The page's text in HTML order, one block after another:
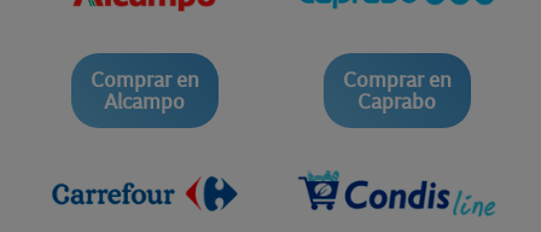
Comprar en
Alcampo
Comprar en
Caprabo